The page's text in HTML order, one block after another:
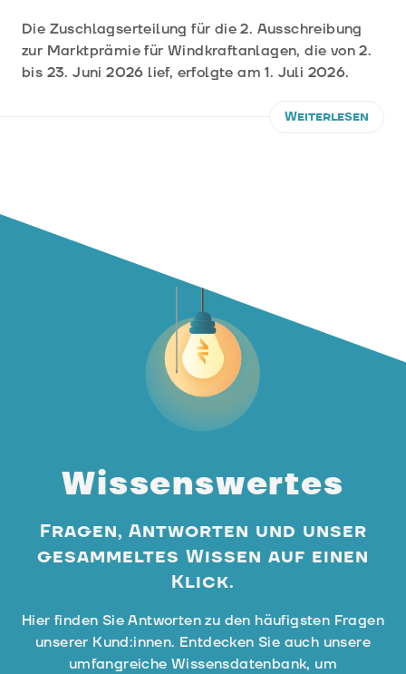
Die Zuschlagserteilung für die 2. Ausschreibung
zur Marktprämie für Windkraftanlagen, die von 2.
bis 23. Juni 2026 lief, erfolgte am 1. Juli 2026.
Weiterlesen
Wissenswertes
Fragen, Antworten und unser
gesammeltes Wissen auf einen
Klick.
Hier finden Sie Antworten zu den häufigsten Fragen
unserer Kund:innen. Entdecken Sie auch unsere
umfangreiche Wissensdatenbank, um